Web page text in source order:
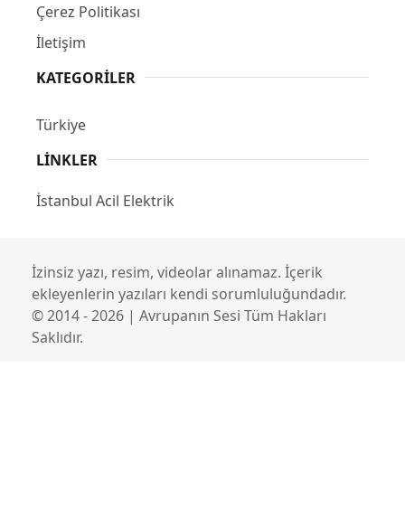
Çerez Politikası
İletişim
KATEGORILER
Türkiye
LINKLER
İstanbul Acil Elektrik
İzinsiz yazı, resim, videolar alınamaz. İçerik
ekleyenlerin yazıları kendi sorumluluğundadır.
© 2014 - 2026 | Avrupanın Sesi Tüm Hakları
Saklıdır.